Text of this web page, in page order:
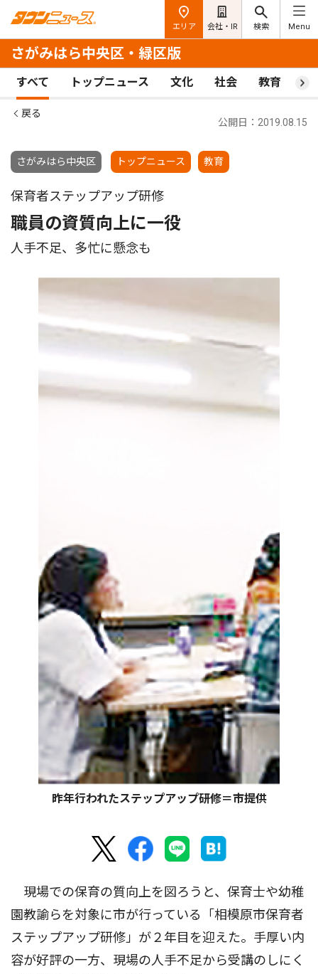
エリア 会社・IR 検索 Menu
さがみはら中央区・緑区版
すべて トップニュース 文化 社会 教育 ス
戻る
さがみはら中央区 トップニュース 教育
公開日：2019.08.15
保育者ステップアップ研修
職員の資質向上に一役
人手不足、多忙に懸念も
昨年行われたステップアップ研修＝市提供
現場での保育の質向上を図ろうと、保育士や幼稚
園教諭らを対象に市が行っている「相模原市保育者
ステップアップ研修」が２年目を迎えた。手厚い内
容が好評の一方、現場の人手不足から受講のしにく